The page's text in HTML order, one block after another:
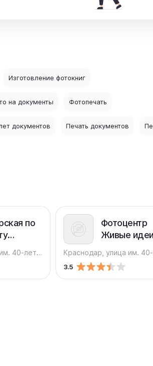
Изготовление фотокниг
на документы Фотопечать
документов Печать документов
по
Краснодар, улица им. 40-летия Победы, 33/9
Фотоцентр
Живые идеи
3.5